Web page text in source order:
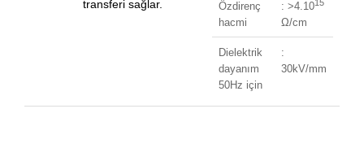
transferi sağlar.
Özdirenç
hacmi
: >4.1015
Ω/cm
Dielektrik
dayanım
50Hz için
:
30kV/mm